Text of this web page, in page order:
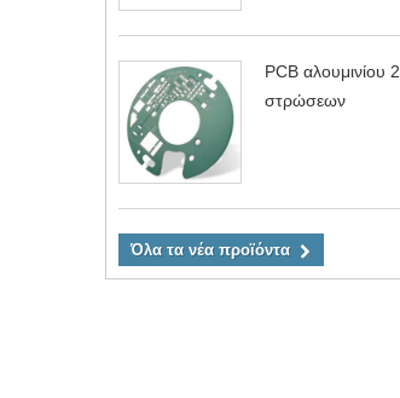
PCB αλουμινίου 2
στρώσεων
Όλα τα νέα προϊόντα